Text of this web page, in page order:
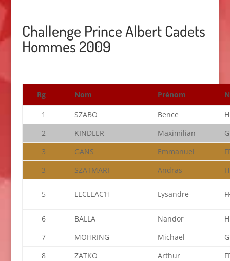
Challenge Prince Albert Cadets
Hommes 2009
Rg Nom Prénom
1 SZABO Bence
2
KINDLER Maximilian
3
GANS Emmanuel
3
SZATMARI Andras
5 LECLEAC’H Lysandre
6 BALLA Nandor
7
MOHRING Michael
8
ZATKO Arthur